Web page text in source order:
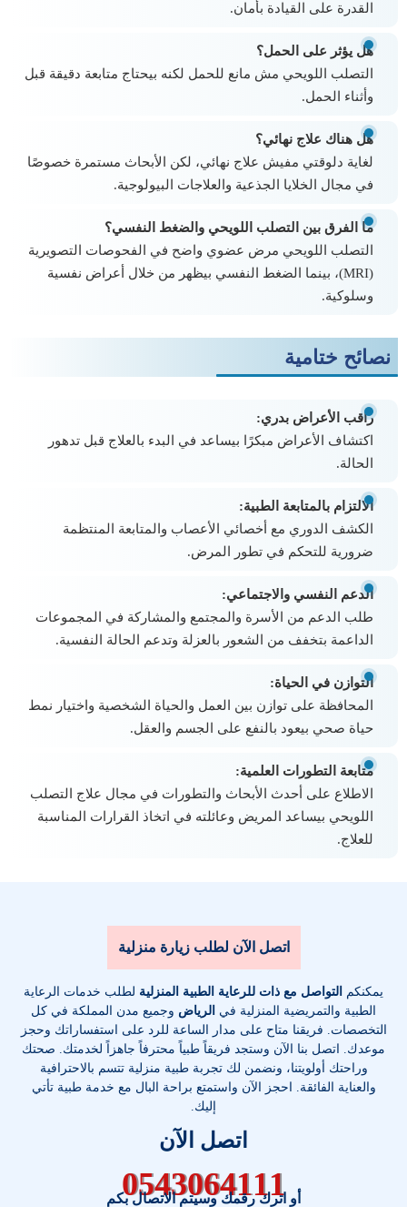
القدرة على القيادة بأمان.
هل يؤثر على الحمل؟
التصلب اللويحي مش مانع للحمل لكنه بيحتاج متابعة دقيقة قبل
وأثناء الحمل.
هل هناك علاج نهائي؟
لغاية دلوقتي مفيش علاج نهائي، لكن الأبحاث مستمرة خصوصًا
في مجال الخلايا الجذعية والعلاجات البيولوجية.
ما الفرق بين التصلب اللويحي والضغط النفسي؟
التصلب اللويحي مرض عضوي واضح في الفحوصات التصويرية
(MRI)، بينما الضغط النفسي بيظهر من خلال أعراض نفسية
وسلوكية.
نصائح ختامية
راقب الأعراض بدري:
اكتشاف الأعراض مبكرًا بيساعد في البدء بالعلاج قبل تدهور
الحالة.
الالتزام بالمتابعة الطبية:
الكشف الدوري مع أخصائي الأعصاب والمتابعة المنتظمة
ضرورية للتحكم في تطور المرض.
الدعم النفسي والاجتماعي:
طلب الدعم من الأسرة والمجتمع والمشاركة في المجموعات
الداعمة بتخفف من الشعور بالعزلة وتدعم الحالة النفسية.
التوازن في الحياة:
المحافظة على توازن بين العمل والحياة الشخصية واختيار نمط
حياة صحي بيعود بالنفع على الجسم والعقل.
متابعة التطورات العلمية:
الاطلاع على أحدث الأبحاث والتطورات في مجال علاج التصلب
اللويحي بيساعد المريض وعائلته في اتخاذ القرارات المناسبة
للعلاج.
اتصل الآن لطلب زيارة منزلية
يمكنكم التواصل مع ذات للرعاية الطبية المنزلية لطلب خدمات الرعاية
الطبية والتمريضية المنزلية في الرياض وجميع مدن المملكة في كل
التخصصات. فريقنا متاح على مدار الساعة للرد على استفساراتك وحجز
موعدك. اتصل بنا الآن وستجد فريقاً طبياً محترفاً جاهزاً لخدمتك. صحتك
وراحتك أولويتنا، ونضمن لك تجربة طبية منزلية تتسم بالاحترافية
والعناية الفائقة. احجز الآن واستمتع براحة البال مع خدمة طبية تأتي
إليك.
اتصل الآن
0543064111
أو اترك رقمك وسيتم الاتصال بكم